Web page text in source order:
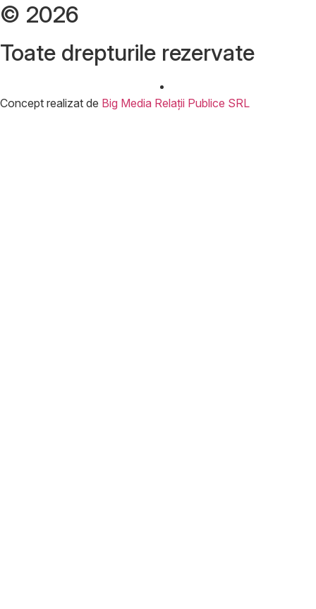
© 2026
Toate drepturile rezervate
Concept realizat de Big Media Relații Publice SRL